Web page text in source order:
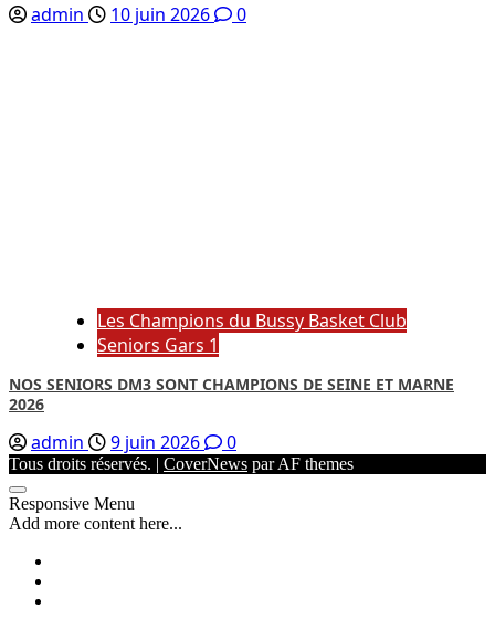
admin 10 juin 2026 0
Les Champions du Bussy Basket Club
Seniors Gars 1
NOS SENIORS DM3 SONT CHAMPIONS DE SEINE ET MARNE
2026
admin 9 juin 2026 0
Tous droits réservés. | CoverNews par AF themes
Responsive Menu
Add more content here...